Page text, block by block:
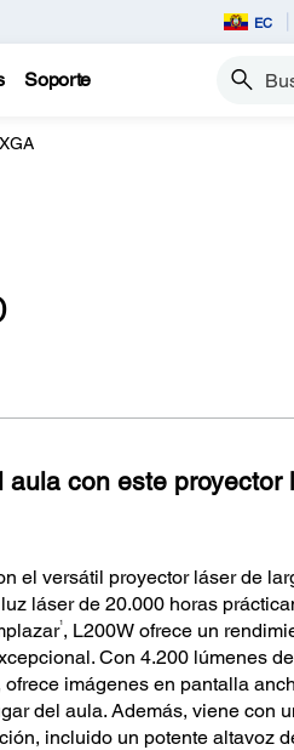
EC
Soporte Buscar
con este proyector
el versátil proyector láser de
láser de 20.000 horas
1, L200W ofrece un
Con 4.200 lúmenes
imágenes en pantalla
del aula. Además, viene con
incluido un potente altavoz